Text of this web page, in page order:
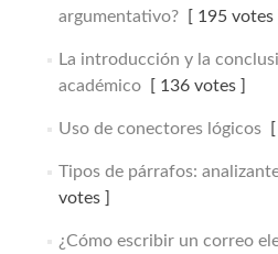
argumentativo?[ 195 votes
La introducción y la
académico[ 136 votes ]
Uso de conectores lógicos[
Tipos de párrafos:
votes ]
¿Cómo escribir un correo